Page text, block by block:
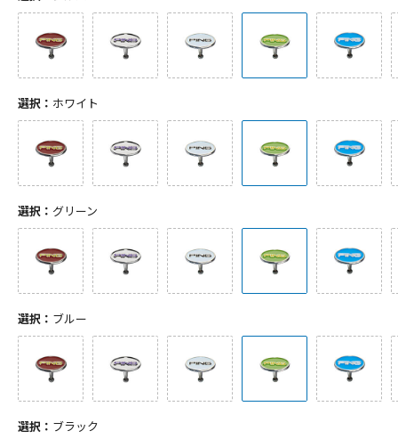
選択： ホワイト
選択： グリーン
選択： ブルー
選択： ブラック